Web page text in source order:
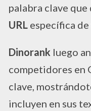
palabra clave
URL específica
Dinorank luego
competidores en
clave,
incluyen en sus